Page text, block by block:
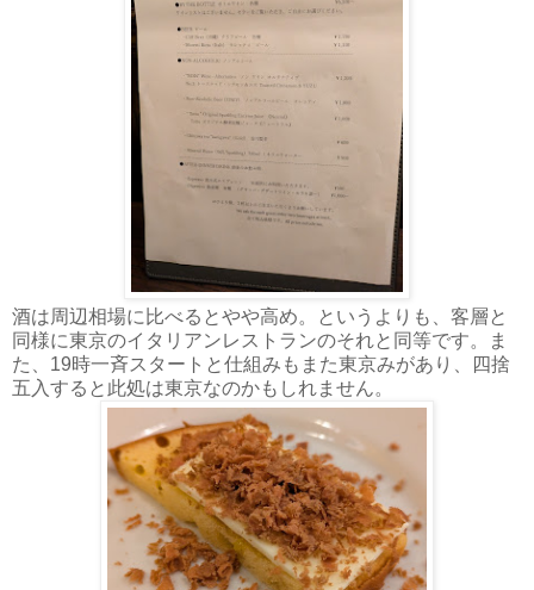
酒は周辺相場に比べるとやや高め。というよりも、客層と
同様に東京のイタリアンレストランのそれと同等です。ま
た、19時一斉スタートと仕組みもまた東京みがあり、四捨
五入すると此処は東京なのかもしれません。